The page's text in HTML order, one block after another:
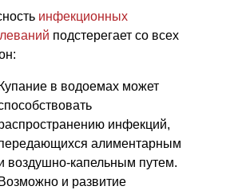
инфекционных
подстерегает со всех
Купание в водоемах может
инфекций,
алиментарным
воздушно-капельным путем.
Возможно и развитие